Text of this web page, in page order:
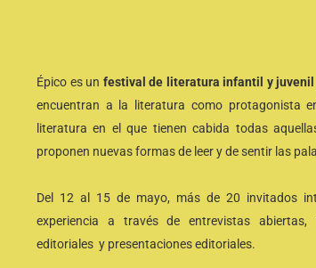
Épico es un festival de literatura infantil y juvenil
encuentran a la literatura como protagonista
literatura en el que tienen cabida todas
proponen nuevas formas de leer y de sentir las
Del 12 al 15 de mayo, más de 20 invitados
experiencia a través de entrevistas abiertas,
editoriales y presentaciones editoriales.